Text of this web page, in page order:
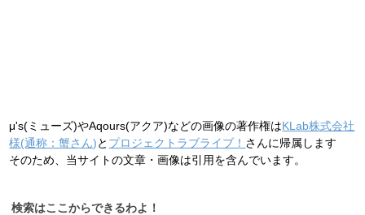
μ's(ミューズ)やAqours(アクア)などの画像の著作権はKLab株式会社
様(通称：蟹さん)と プロジェクトラブライブ！ さんに帰属します
そのため、当サイトの文章・画像は引用を含んでいます。
検索はここからできるわよ！